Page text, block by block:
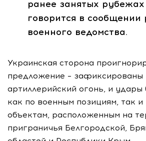
ранее занятых
говорится в сообщении
военного ведомства.
Украинская сторона
предложение – зафиксированы
артиллерийский огонь, и удары
как по военным позициям, так
объектам, расположенным на
приграничья Белгородской,